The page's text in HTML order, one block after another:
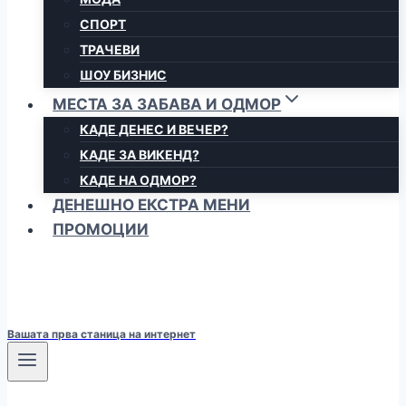
СПОРТ
ТРАЧЕВИ
ШОУ БИЗНИС
МЕСТА ЗА ЗАБАВА И ОДМОР
КАДЕ ДЕНЕС И ВЕЧЕР?
КАДЕ ЗА ВИКЕНД?
КАДЕ НА ОДМОР?
ДЕНЕШНО ЕКСТРА МЕНИ
ПРОМОЦИИ
Вашата прва станица на интернет